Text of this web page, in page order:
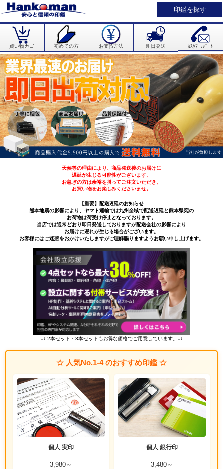
印鑑を探す
買い物カゴ 初めての方 お支払方法 即日発送 ｶｽﾀﾏｰｻﾎﾟｰﾄ
天候等の理由により、商品発送後のお届けに
遅延が生じる可能性がございます。
お急ぎの方は余裕を持ってご注文いただき、
お買い物をお楽しみくださいませ。
【重要】配送遅延のお知らせ
熊本地震の影響により、ヤマト運輸では九州全域で配送遅延と熊本県宛の
お荷物は荷受け停止となっております。
当店では通常どおり即日発送しておりますが配送会社の影響により
お届けに遅れが生じる場合がございます。
お客様にはご迷惑をおかけいたしますがご理解賜りますようお願い申し上げます。
↓↓ 2本セット・3本セットもお得な価格でご用意しています。↓↓
☆ 人気No.1-4 のおすすめ印鑑 ☆
個人 実印
3,980～
個人 銀行印
3,480～